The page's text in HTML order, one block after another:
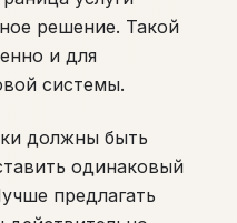
решение. Такой
и для
системы.
должны быть
одинаковый
предлагать